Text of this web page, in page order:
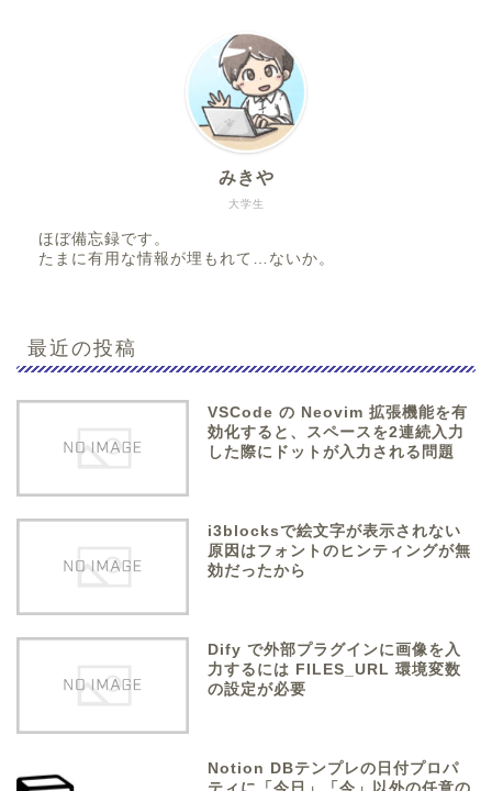
大学生
みきや
ほぼ備忘録です。
たまに有用な情報が埋もれて…ないか。
最近の投稿
VSCode の Neovim 拡張機能を有
効化すると、スペースを2連続入力
した際にドットが入力される問題
i3blocksで絵文字が表示されない
原因はフォントのヒンティングが無
効だったから
Dify で外部プラグインに画像を入
力するには FILES_URL 環境変数
の設定が必要
Notion DBテンプレの日付プロパ